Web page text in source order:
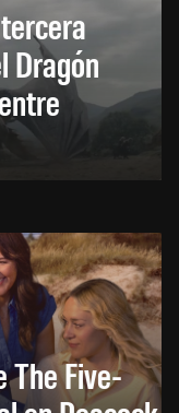
Dragón
The Five-